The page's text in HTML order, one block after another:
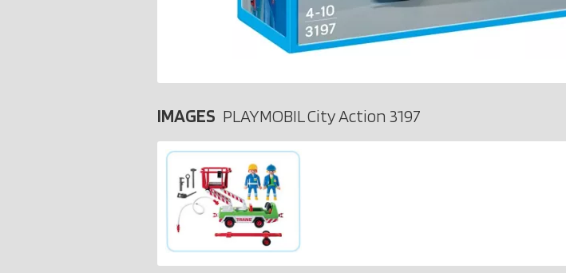
IMAGES PLAYMOBIL City Action 3197